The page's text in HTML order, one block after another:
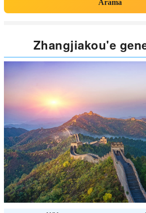
Arama
Zhangjiakou'e